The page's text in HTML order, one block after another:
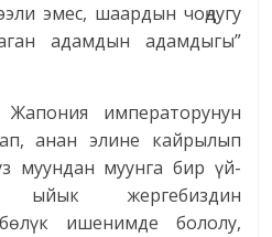
эмес, шаардын чоңдугу
адамдын адамдыгы”
Жапония императорунун
анан элине кайрылып
муундан муунга бир үй-
ыйык жергебиздин
ишенимде бололу,